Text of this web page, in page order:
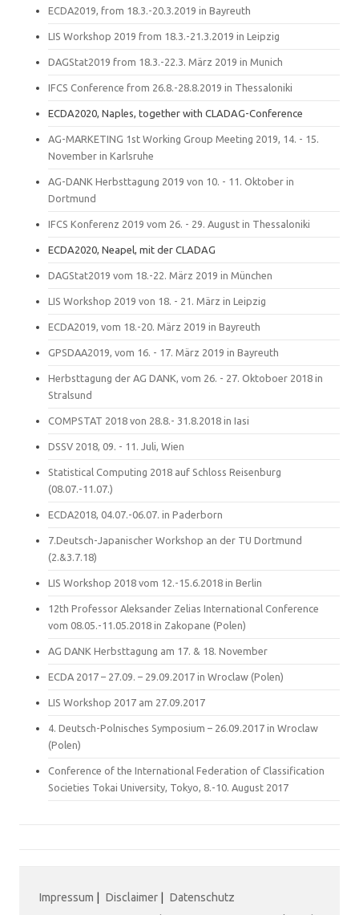
ECDA2019, from 18.3.-20.3.2019 in Bayreuth
LIS Workshop 2019 from 18.3.-21.3.2019 in Leipzig
DAGStat2019 from 18.3.-22.3. März 2019 in Munich
IFCS Conference from 26.8.-28.8.2019 in Thessaloniki
ECDA2020, Naples, together with CLADAG-Conference
AG-MARKETING 1st Working Group Meeting 2019, 14. - 15.
November in Karlsruhe
AG-DANK Herbsttagung 2019 von 10. - 11. Oktober in
Dortmund
IFCS Konferenz 2019 vom 26. - 29. August in Thessaloniki
ECDA2020, Neapel, mit der CLADAG
DAGStat2019 vom 18.-22. März 2019 in München
LIS Workshop 2019 von 18. - 21. März in Leipzig
ECDA2019, vom 18.-20. März 2019 in Bayreuth
GPSDAA2019, vom 16. - 17. März 2019 in Bayreuth
Herbsttagung der AG DANK, vom 26. - 27. Oktoboer 2018 in
Stralsund
COMPSTAT 2018 von 28.8.- 31.8.2018 in Iasi
DSSV 2018, 09. - 11. Juli, Wien
Statistical Computing 2018 auf Schloss Reisenburg
(08.07.-11.07.)
ECDA2018, 04.07.-06.07. in Paderborn
7.Deutsch-Japanischer Workshop an der TU Dortmund
(2.&3.7.18)
LIS Workshop 2018 vom 12.-15.6.2018 in Berlin
12th Professor Aleksander Zelias International Conference
vom 08.05.-11.05.2018 in Zakopane (Polen)
AG DANK Herbsttagung am 17. & 18. November
ECDA 2017 – 27.09. – 29.09.2017 in Wroclaw (Polen)
LIS Workshop 2017 am 27.09.2017
4. Deutsch-Polnisches Symposium – 26.09.2017 in Wroclaw
(Polen)
Conference of the International Federation of Classification
Societies Tokai University, Tokyo, 8.-10. August 2017
Impressum Disclaimer
Datenschutz